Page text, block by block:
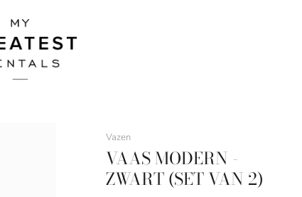
Vazen
VAAS MODERN -
ZWART (SET VAN 2)